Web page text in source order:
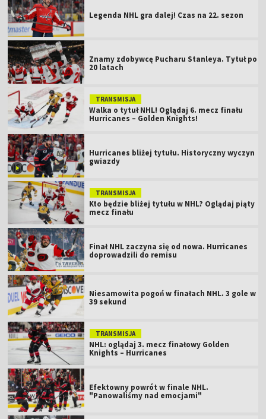
Legenda NHL gra dalej! Czas na 22. sezon
Znamy zdobywcę Pucharu Stanleya. Tytuł po
20 latach
TRANSMISJA
Walka o tytuł NHL! Oglądaj 6. mecz finału
Hurricanes – Golden Knights!
Hurricanes bliżej tytułu. Historyczny wyczyn
gwiazdy
TRANSMISJA
Kto będzie bliżej tytułu w NHL? Oglądaj piąty
mecz finału
Finał NHL zaczyna się od nowa. Hurricanes
doprowadzili do remisu
Niesamowita pogoń w finałach NHL. 3 gole w
39 sekund
TRANSMISJA
NHL: oglądaj 3. mecz finałowy Golden
Knights – Hurricanes
Efektowny powrót w finale NHL.
"Panowaliśmy nad emocjami"